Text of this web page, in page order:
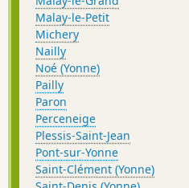
Malay-le-Petit
Michery
Nailly
Noé (Yonne)
Pailly
Paron
Perceneige
Plessis-Saint-Jean
Pont-sur-Yonne
Saint-Clément (Yonne)